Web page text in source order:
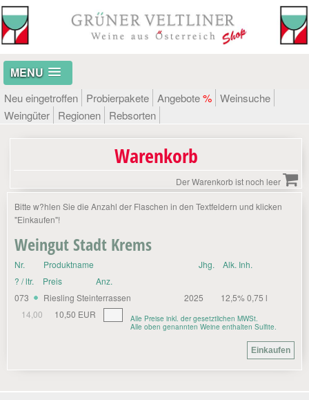
MENU
Neu eingetroffen Probierpakete Angebote% Weinsuche
Weingüter
Regionen Rebsorten
Warenkorb
Der Warenkorb ist noch leer
Bitte w?hlen Sie die Anzahl der Flaschen in den Textfeldern und klicken
"Einkaufen"!
Weingut Stadt Krems
Nr. Produktname Jhg.
Alk. Inh.
? / ltr.
Preis
Anz.
073
Riesling Steinterrassen 2025
12,5% 0,75 l
14,00
10,50 EUR
Alle Preise inkl. der gesetztlichen MWSt.
Alle oben genannten Weine enthalten Sulfite.